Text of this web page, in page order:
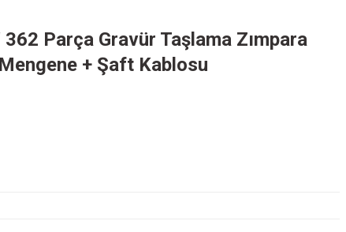
Parça Gravür Taşlama Zımpara
+ Şaft Kablosu